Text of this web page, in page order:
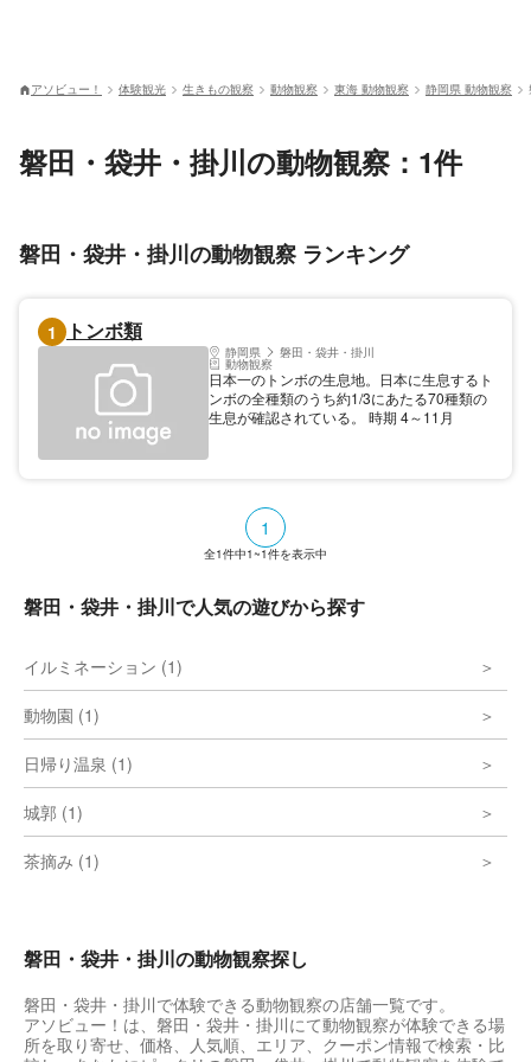
アソビュー！ 体験観光 生きもの観察 動物観察 東海 動物観察 静岡県 動物観察
磐田・袋井・掛川の動物観察：1件
磐田・袋井・掛川の動物観察 ランキング
1 トンボ類
静岡県 磐田・袋井・掛川
動物観察
日本一のトンボの生息地。日本に生息するト
ンボの全種類のうち約1/3にあたる70種類の
生息が確認されている。 時期 4～11月
1
全1件中1~1件を表示中
磐田・袋井・掛川で人気の遊びから探す
イルミネーション (1)
動物園 (1)
日帰り温泉 (1)
城郭 (1)
茶摘み (1)
磐田・袋井・掛川の動物観察探し
磐田・袋井・掛川で体験できる動物観察の店舗一覧です。
アソビュー！は、磐田・袋井・掛川にて動物観察が体験できる場
所を取り寄せ、価格、人気順、エリア、クーポン情報で検索・比